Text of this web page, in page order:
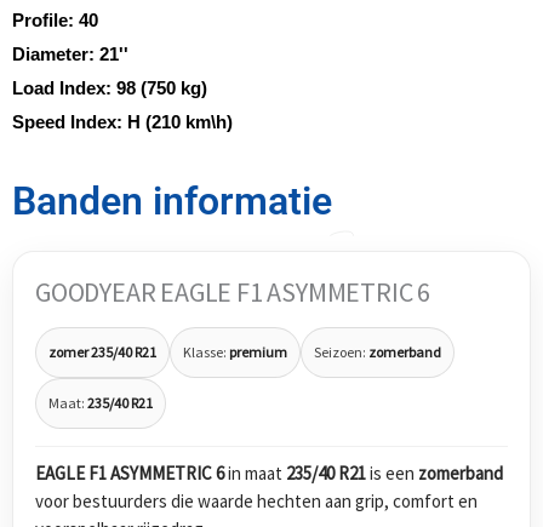
Profile: 40
Diameter: 21''
Load Index: 98 (750 kg)
Speed Index: H (210 km\h)
Banden informatie
GOODYEAR EAGLE F1 ASYMMETRIC 6
zomer 235/40 R21 Klasse: premium Seizoen: zomerband
Maat: 235/40 R21
EAGLE F1 ASYMMETRIC 6in maat 235/40 R21is een zomerband
voor bestuurders die waarde hechten aan grip, comfort en